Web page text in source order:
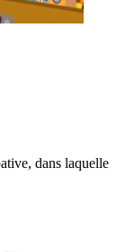
dans laquelle